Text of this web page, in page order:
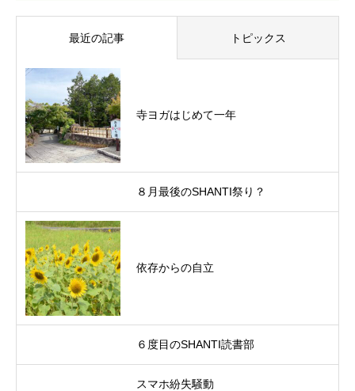
最近の記事 トピックス
寺ヨガはじめて一年
８月最後のSHANTI祭り？
依存からの自立
６度目のSHANTI読書部
スマホ紛失騒動